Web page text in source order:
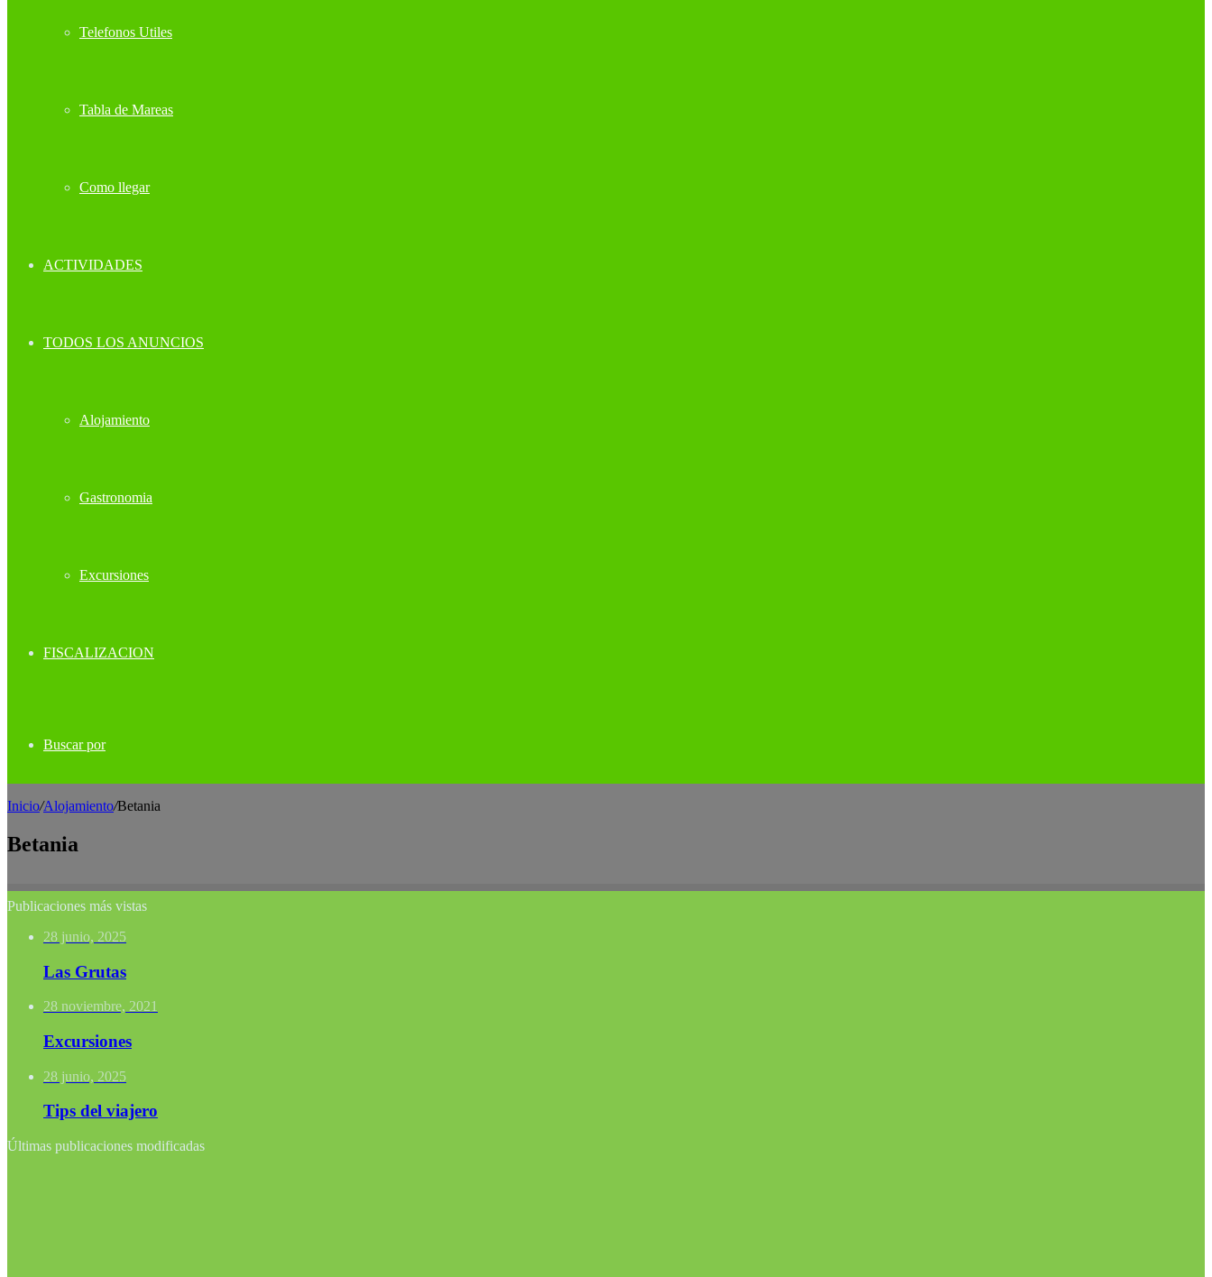
Telefonos Utiles
Tabla de Mareas
Como llegar
ACTIVIDADES
TODOS LOS ANUNCIOS
Alojamiento
Gastronomia
Excursiones
FISCALIZACION
Buscar por
Inicio/Alojamiento/Betania
Betania
Publicaciones más vistas
28 junio, 2025
Las Grutas
28 noviembre, 2021
Excursiones
28 junio, 2025
Tips del viajero
Últimas publicaciones modificadas